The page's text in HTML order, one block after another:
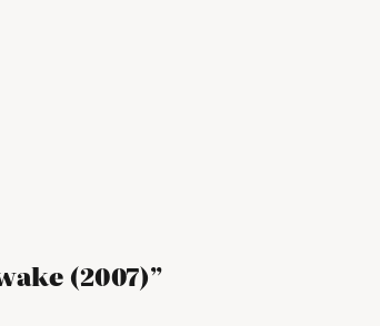
(2007)”